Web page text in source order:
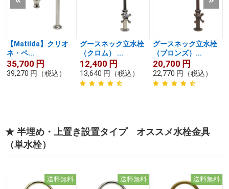
【Matilda】クリオ
ネ・ペ...
35,700 円
39,270 円 （税込）
グースネック立水栓
（クロム） ...
12,400 円
13,640 円 （税込）
グースネック立水栓
（ブロンズ）...
20,700 円
22,770 円 （税込）
★ 半埋め・上置き設置タイプ オススメ水栓金具
（単水栓）
送料無料 送料無料 送料無料